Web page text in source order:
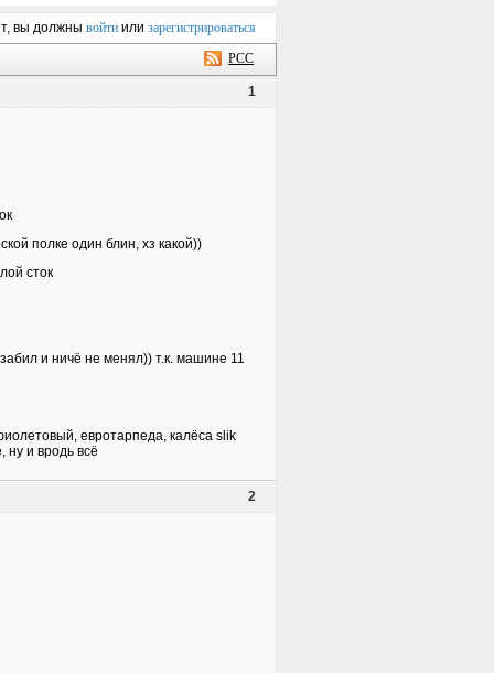
вы должны войтиили зарегистрироваться
РСС
1
полке один блин, хз какой))
сток
и ничё не менял)) т.к. машине 11
евротарпеда, калёса slik
ну и вродь всё
2